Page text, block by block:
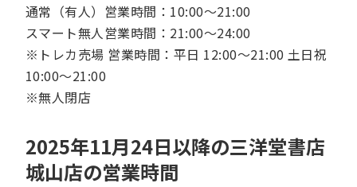
通常（有人）営業時間：10:00～21:00
スマート無人営業時間：21:00～24:00
※トレカ売場 営業時間：平日 12:00～21:00 土日祝
10:00～21:00
※無人閉店
2025年11月24日以降の三洋堂書店
城山店の営業時間